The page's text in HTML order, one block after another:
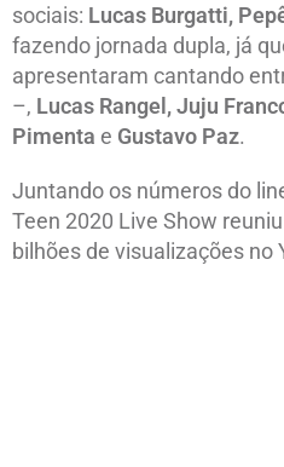
sociais: Lucas Burgatti,
fazendo jornada dupla, já
apresentaram cantando
–, Lucas Rangel, Juju
Pimenta e Gustavo Paz.
Juntando os números do
Teen 2020 Live Show
bilhões de visualizações no